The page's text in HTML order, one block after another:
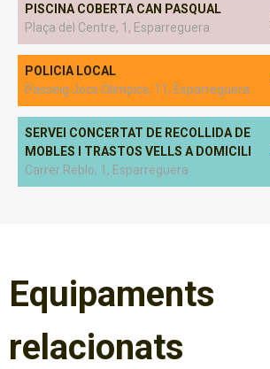
PISCINA COBERTA CAN PASQUAL
Plaça del Centre, 1, Esparreguera
POLICIA LOCAL
Passeig Jocs Olimpics, 11, Esparreguera
SERVEI CONCERTAT DE RECOLLIDA DE
MOBLES I TRASTOS VELLS A DOMICILI
Carrer Reblo, 1, Esparreguera
Equipaments
relacionats